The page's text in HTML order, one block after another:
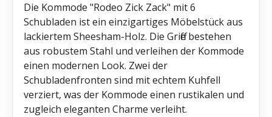
Die Kommode "Rodeo Zick Zack" mit 6
Schubladen ist ein einzigartiges Möbelstück aus
lackiertem Sheesham-Holz. Die Griffe bestehen
aus robustem Stahl und verleihen der Kommode
einen modernen Look. Zwei der
Schubladenfronten sind mit echtem Kuhfell
verziert, was der Kommode einen rustikalen und
zugleich eleganten Charme verleiht.